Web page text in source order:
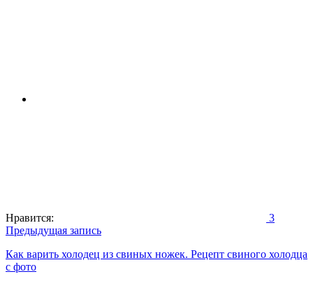
Нравится: 3
Навигация
по
записям
Предыдущая запись
Как варить холодец из свиных ножек. Рецепт свиного холодца
с фото